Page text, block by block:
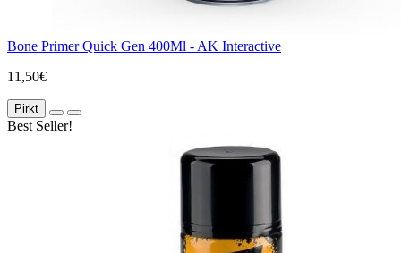
Bone Primer Quick Gen 400Ml - AK Interactive
11,50€
Pirkt
Best Seller!